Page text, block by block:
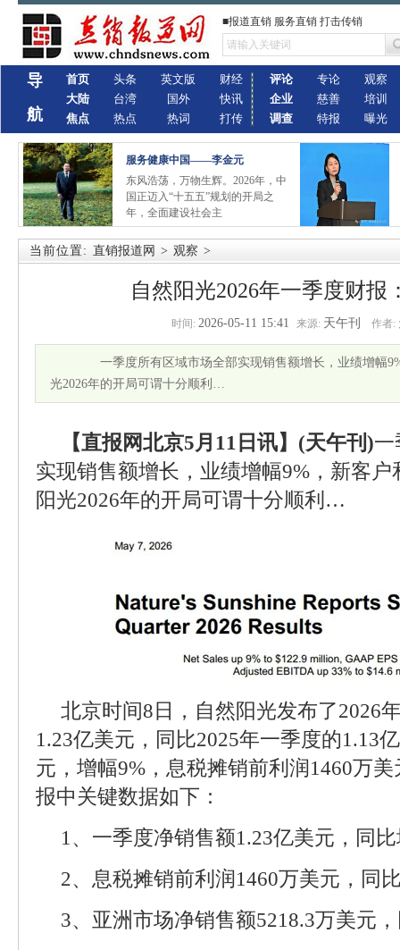
■报道直销 服务直销 打击传销
导
航
首页
大陆
焦点
头条
台湾
热点
英文版
国外
热词
财经
快讯
打传
评论
企业
调查
专论
慈善
特报
观察
培训
曝光
服务健康中国——李金元
东风浩荡，万物生辉。2026年，中
国正迈入“十五五”规划的开局之
年，全面建设社会主
当前位置: 直销报道网 > 观察 >
自然阳光2026年一季度财报
时间: 2026-05-11 15:41 来源: 天午刊 作者:
一季度所有区域市场全部实现销售额增长，业绩增幅
光2026年的开局可谓十分顺利…
【直报网北京5月11日讯】(天午刊)一
实现销售额增长，业绩增幅9%，新客
阳光2026年的开局可谓十分顺利…
北京时间8日，自然阳光发布了2026
1.23亿美元，同比2025年一季度的1.13
元，增幅9%，息税摊销前利润1460万
报中关键数据如下：
1、一季度净销售额1.23亿美元，同
2、息税摊销前利润1460万美元，同
3、亚洲市场净销售额5218.3万美元